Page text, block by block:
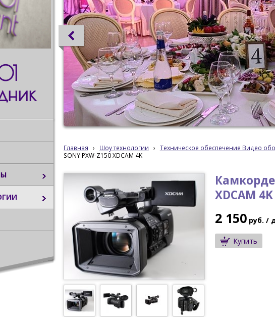
Главная › Шоу технологии › Техническое обеспечение Видео
SONY PXW-Z150 XDCAM 4K
XDCAM 4K
2 150 руб. /
Купить